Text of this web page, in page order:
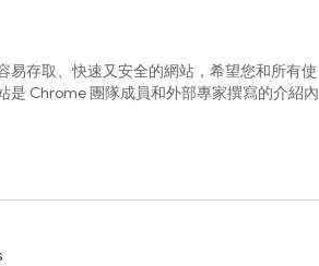
易存取、快速又安全的網站，希望您和所有使
是 Chrome 團隊成員和外部專家撰寫的介紹內